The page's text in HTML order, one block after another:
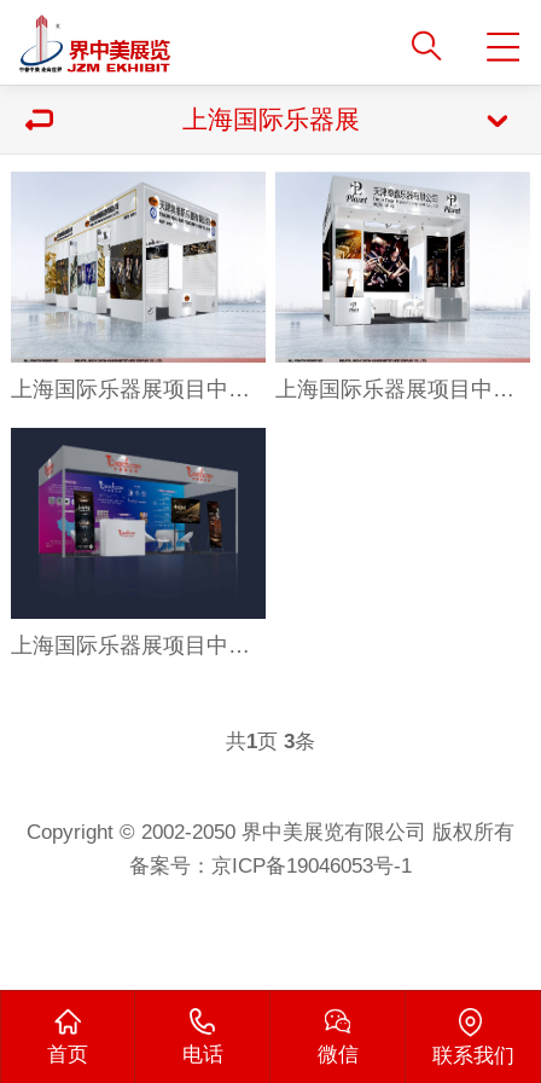
上海国际乐器展
上海国际乐器展项目中标一：天津奥维斯乐器 上海国际乐器展项目中标二：天津德鑫乐器
上海国际乐器展项目中标三：南京中国管弦网
共1页 3条
Copyright © 2002-2050 界中美展览有限公司 版权所有
备案号： 京ICP备19046053号-1
首页 电话 微信 联系我们